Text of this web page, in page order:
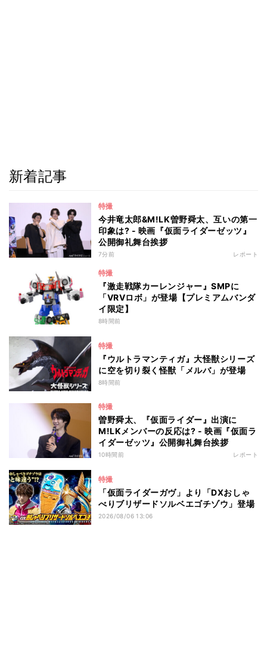
新着記事
特撮
今井竜太郎&M!LK曽野舜太、互いの第一
印象は? - 映画『仮面ライダーゼッツ』
公開御礼舞台挨拶
7分前 レポート
特撮
『激走戦隊カーレンジャー』SMPに
「VRVロボ」が登場【プレミアムバンダ
イ限定】
8時間前
特撮
『ウルトラマンティガ』大怪獣シリーズ
に空を切り裂く怪獣「メルバ」が登場
8時間前
特撮
曽野舜太、『仮面ライダー』出演に
M!LKメンバーの反応は? - 映画『仮面ラ
イダーゼッツ』公開御礼舞台挨拶
10時間前 レポート
特撮
「仮面ライダーガヴ」より「DXおしゃ
べりブリザードソルベエゴチゾウ」登場
2026/08/06 13:06